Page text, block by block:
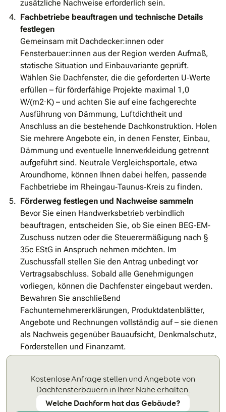
zusätzliche Nachweise erforderlich sein.
Fachbetriebe beauftragen und technische Details
festlegen
Gemeinsam mit Dachdecker:innen oder
Fensterbauer:innen aus der Region werden Aufmaß,
statische Situation und Einbauvariante geprüft.
Wählen Sie Dachfenster, die die geforderten U‐Werte
erfüllen – für förderfähige Projekte maximal 1,0
W/(m2·K) – und achten Sie auf eine fachgerechte
Ausführung von Dämmung, Luftdichtheit und
Anschluss an die bestehende Dachkonstruktion. Holen
Sie mehrere Angebote ein, in denen Fenster, Einbau,
Dämmung und eventuelle Innenverkleidung getrennt
aufgeführt sind. Neutrale Vergleichsportale, etwa
Aroundhome, können Ihnen dabei helfen, passende
Fachbetriebe im Rheingau‐Taunus‐Kreis zu finden.
Förderweg festlegen und Nachweise sammeln
Bevor Sie einen Handwerksbetrieb verbindlich
beauftragen, entscheiden Sie, ob Sie einen BEG‐EM‐
Zuschuss nutzen oder die Steuerermäßigung nach §
35c EStG in Anspruch nehmen möchten. Im
Zuschussfall stellen Sie den Antrag unbedingt vor
Vertragsabschluss. Sobald alle Genehmigungen
vorliegen, können die Dachfenster eingebaut werden.
Bewahren Sie anschließend
Fachunternehmererklärungen, Produktdatenblätter,
Angebote und Rechnungen vollständig auf – sie dienen
als Nachweis gegenüber Bauaufsicht, Denkmalschutz,
Förderstellen und Finanzamt.
Kostenlose Anfrage stellen und Angebote von
Dachfensterbauern in Ihrer Nähe erhalten.
Welche Dachform hat das Gebäude?